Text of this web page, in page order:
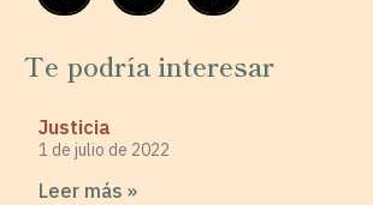
Te podría interesar
Justicia
1 de julio de 2022
Leer más »